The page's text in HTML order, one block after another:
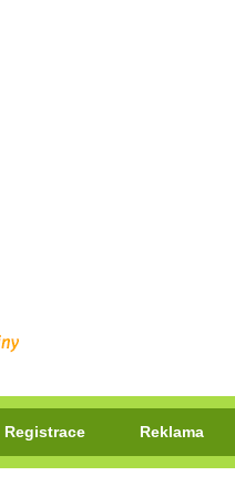
Registrace Reklama